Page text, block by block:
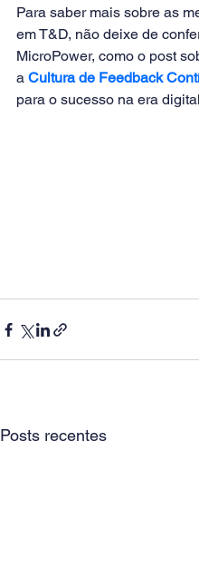
Para saber mais sobre as
em T&D, não deixe de
MicroPower, como o post
a Cultura de Feedback
para o sucesso na era
Posts recentes